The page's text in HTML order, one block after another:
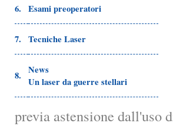
6. Esami preoperatori
7. Tecniche Laser
8.
News
Un laser da guerre stellari
previa astensione dall'uso